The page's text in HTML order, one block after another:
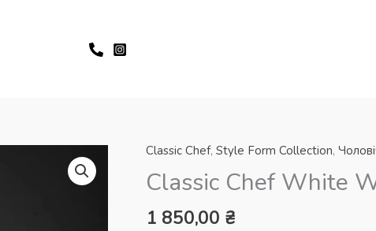
Classic Chef, Style Form Collection,
Classic Chef White
1 850,00 ₴